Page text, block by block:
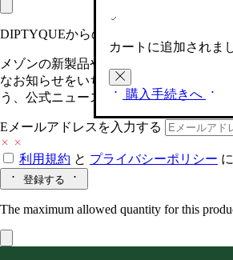
カートに追加されま
購入手続きへ
DIPTYQUEからの最新情報をお届けしま
メゾンの新製品や、限定イベントへの
なお知らせをいち早くお届けいたしま
う、公式ニュースレターにご登録くださ
Eメールアドレスを入力する
利用規約 と プライバシーポリシー
登録する
The maximum allowed quantity for this